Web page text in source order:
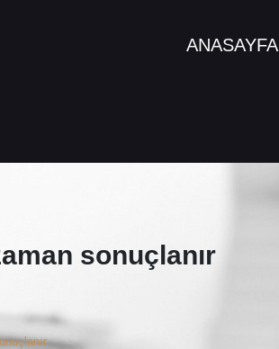
ANASAYFA
sonuçlanır